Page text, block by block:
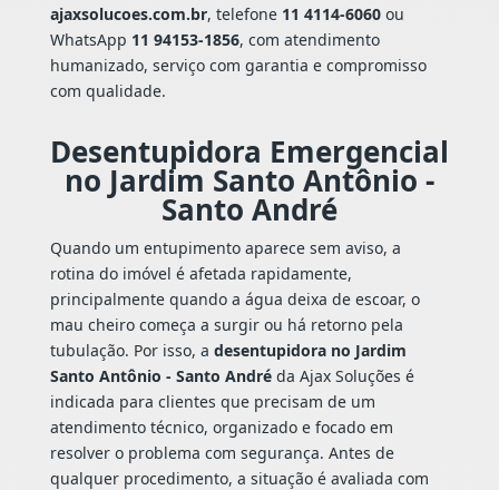
ajaxsolucoes.com.br, telefone 11 4114-6060ou
WhatsApp 11 94153-1856, com atendimento
humanizado, serviço com garantia e compromisso
com qualidade.
Desentupidora Emergencial
no Jardim Santo Antônio -
Santo André
Quando um entupimento aparece sem aviso, a
rotina do imóvel é afetada rapidamente,
principalmente quando a água deixa de escoar, o
mau cheiro começa a surgir ou há retorno pela
tubulação. Por isso, a desentupidora no Jardim
Santo Antônio - Santo Andréda Ajax Soluções é
indicada para clientes que precisam de um
atendimento técnico, organizado e focado em
resolver o problema com segurança. Antes de
qualquer procedimento, a situação é avaliada com